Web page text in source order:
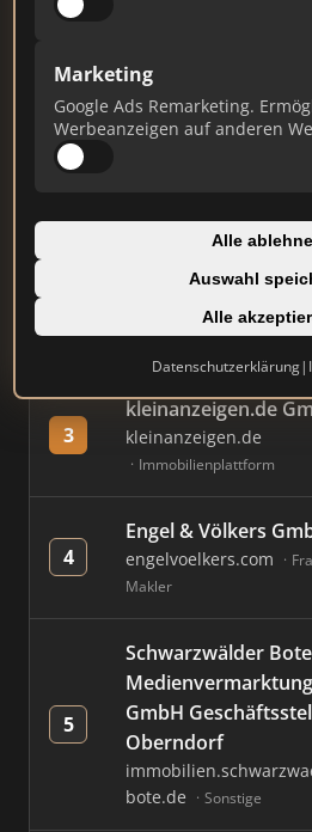
Marketing
Google Ads Remarketing.
Werbeanzeigen auf anderen
Alle
Auswahl
Alle
Datenschutzerklärung|
# MAKLER / FIRMA
1 immobilienscout24.de
Immobilienplattform
AVIV Germany
immowelt.de
3
kleinanzeigen.de
kleinanzeigen.de
Immobilienplattform
4
Engel & Völkers
engelvoelkers.com
Makler
5
Schwarzwälder Bote
GmbH
Oberndorf
bote.de
Sonstige